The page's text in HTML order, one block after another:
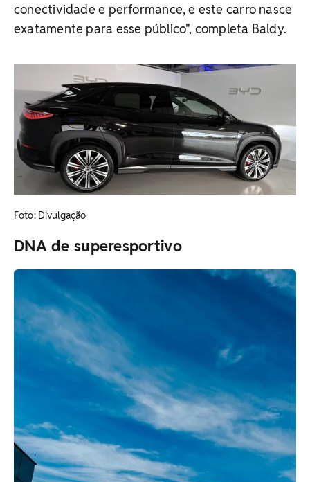
conectividade e performance, e este carro nasce
exatamente para esse público", completa Baldy.
Foto: Divulgação
DNA de superesportivo